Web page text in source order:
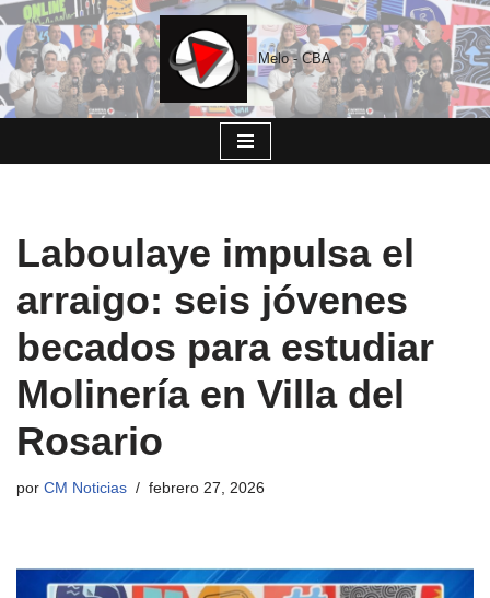
Saltar
al
contenido
Melo - CBA
Laboulaye impulsa el
arraigo: seis jóvenes
becados para estudiar
Molinería en Villa del
Rosario
por CM Noticias febrero 27, 2026